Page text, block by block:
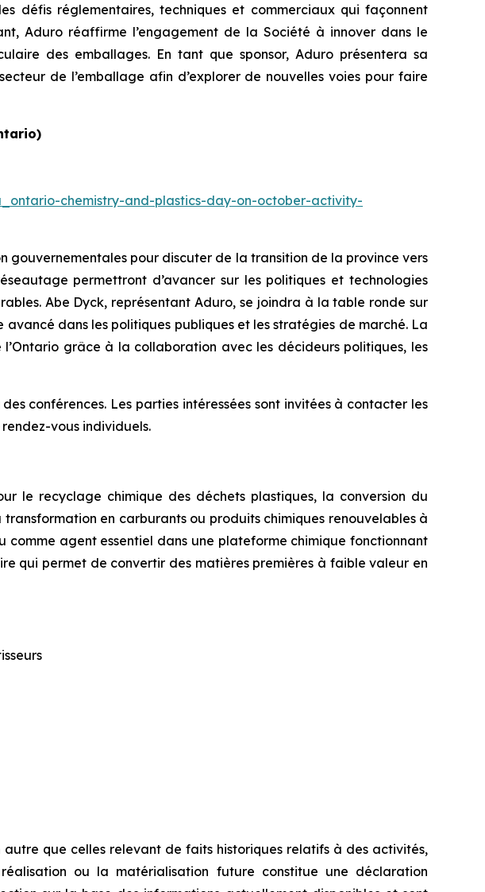
défis réglementaires, techniques et commerciaux qui façonnent
Aduro réaffirme l’engagement de la Société à innover dans le
des emballages. En tant que sponsor, Aduro présentera sa
de l’emballage afin d’explorer de nouvelles voies pour faire
chemistry-and-plastics-day-on-october-activity-
gouvernementales pour discuter de la transition de la province vers
permettront d’avancer sur les politiques et technologies
Abe Dyck, représentant Aduro, se joindra à la table ronde sur
dans les politiques publiques et les stratégies de marché. La
grâce à la collaboration avec les décideurs politiques, les
conférences. Les parties intéressées sont invitées à contacter les
vous individuels.
le recyclage chimique des déchets plastiques, la conversion du
en carburants ou produits chimiques renouvelables à
agent essentiel dans une plateforme chimique fonctionnant
qui permet de convertir des matières premières à faible valeur en
que celles relevant de faits historiques relatifs à des activités,
ou la matérialisation future constitue une déclaration